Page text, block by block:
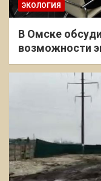
ЭКОЛОГИЯ
В Омске
возможности